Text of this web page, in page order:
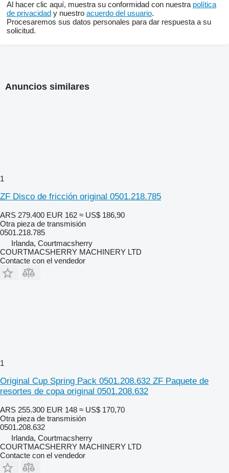
Al hacer clic aquí, muestra su conformidad con nuestra política
de privacidad y nuestro acuerdo del usuario.
Procesaremos sus datos personales para dar respuesta a su
solicitud.
Anuncios similares
1
ZF Disco de fricción original 0501.218.785
ARS 279.400 EUR 162 ≈ US$ 186,90
Otra pieza de transmisión
0501.218.785
Irlanda, Courtmacsherry
COURTMACSHERRY MACHINERY LTD
Contacte con el vendedor
1
Original Cup Spring Pack 0501.208.632 ZF Paquete de
resortes de copa original 0501.208.632
ARS 255.300 EUR 148 ≈ US$ 170,70
Otra pieza de transmisión
0501.208.632
Irlanda, Courtmacsherry
COURTMACSHERRY MACHINERY LTD
Contacte con el vendedor